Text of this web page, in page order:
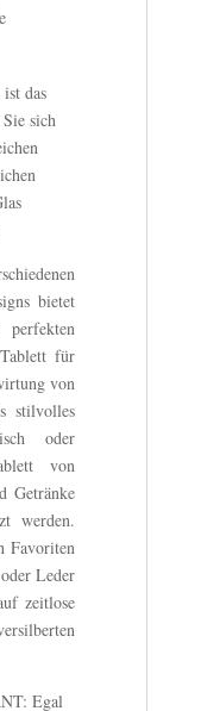
das
sich
bietet
für
von
stilvolles
oder
von
Getränke
werden.
Favoriten
Leder
zeitlose
Egal